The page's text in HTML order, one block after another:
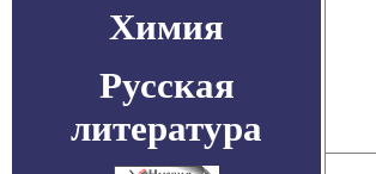
Химия
Русская
литература